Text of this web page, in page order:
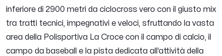
inferiore di 2900 metri da ciclocross vero con il giusto mix
tra tratti tecnici, impegnativi e veloci, sfruttando la vasta
area della Polisportiva La Croce con il campo di calcio, il
campo da baseball e la pista dedicata all’attività della